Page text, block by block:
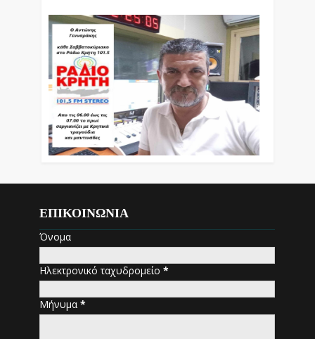
ΕΠΙΚΟΙΝΩΝΙΑ
Όνομα
Ηλεκτρονικό ταχυδρομείο*
Μήνυμα*